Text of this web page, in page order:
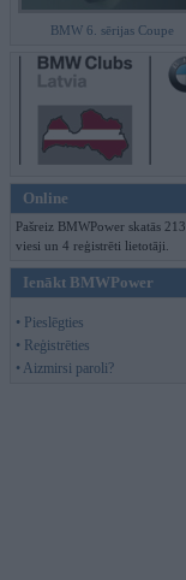
BMW 6. sērijas Coupe
Online
Pašreiz BMWPower skatās 213
viesi un 4 reģistrēti lietotāji.
Ienākt BMWPower
• Pieslēgties
• Reģistrēties
• Aizmirsi paroli?